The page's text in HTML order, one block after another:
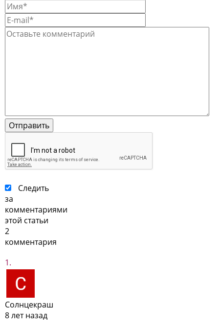
Следить
за
комментариями
этой статьи
2
комментария
Солнцекраш
8 лет назад